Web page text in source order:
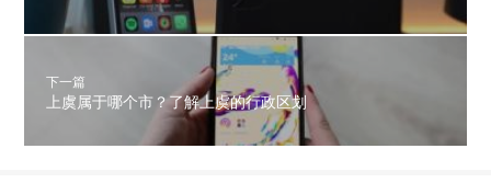
下一篇
上虞属于哪个市？了解上虞的行政区划